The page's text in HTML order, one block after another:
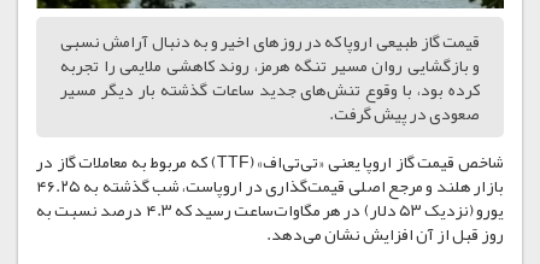
قیمت گاز طبیعی اروپا که در روزهای اخیر و به دنبال آرامش نسبی
و بازگشایی روان مسیر تنگه هرمز، روند کاهشی ملایمی را تجربه
کرده بود، با وقوع تنش‌های جدید ساعات گذشته بار دیگر مسیر
صعودی در پیش گرفت.
شاخص قیمت گاز اروپا یعنی «تی‌تی‌اف» (TTF) که مربوط به معاملات گاز در
بازار هلند و مرجع اصلی قیمت‌گذاری در اروپاست، شب گذشته به ۴۶.۲۵
یورو (نزدیک ۵۳ دلار) در هر مگاوات‌ساعت رسید که ۴.۳ درصد نسبت به
روز قبل از آن افزایش نشان می‌دهد.